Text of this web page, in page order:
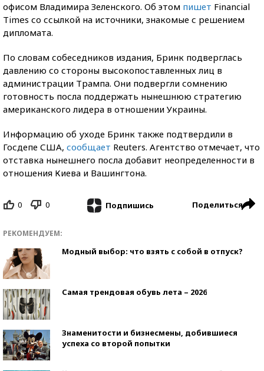
офисом Владимира Зеленского. Об этом пишет Financial
Times со ссылкой на источники, знакомые с решением
дипломата.
По словам собеседников издания, Бринк подверглась
давлению со стороны высокопоставленных лиц в
администрации Трампа. Они подвергли сомнению
готовность посла поддержать нынешнюю стратегию
американского лидера в отношении Украины.
Информацию об уходе Бринк также подтвердили в
Госдепе США, сообщает Reuters. Агентство отмечает, что
отставка нынешнего посла добавит неопределенности в
отношения Киева и Вашингтона.
0 0 Подпишись Поделиться
РЕКОМЕНДУЕМ:
Модный выбор: что взять с собой в отпуск?
Самая трендовая обувь лета – 2026
Знаменитости и бизнесмены, добившиеся
успеха со второй попытки